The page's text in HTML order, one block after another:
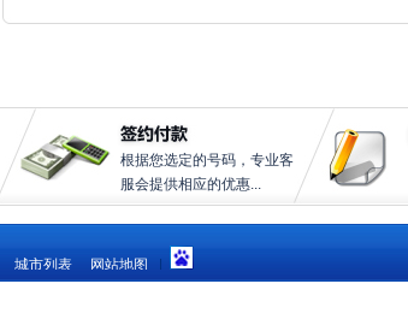
根据您选定的号码，专业客
服会提供相应的优惠...
城市列表 网站地图